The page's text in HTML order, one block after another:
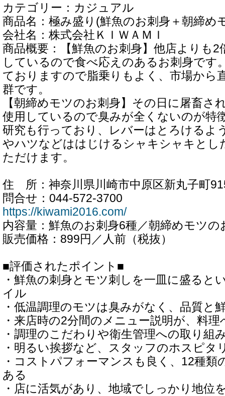
カテゴリー：カジュアル
商品名：極み盛り(鮮魚のお刺身＋朝締め
会社名：株式会社ＫＩＷＡＭＩ
商品概要：【鮮魚のお刺身】他店よりも
しているので食べ応えのあるお刺身です
ておりますので脂乗りもよく、市場から
群です。
【朝締めモツのお刺身】その日に屠畜さ
使用しているので臭みが全くないのが特
研究も行っており、レバーはとろけるよ
やハツなどははじけるシャキシャキとし
ただけます。
住 所：神奈川県川崎市中原区新丸子町
問合せ：044-572-3700
https://kiwami2016.com/
内容量：鮮魚のお刺身6種／朝締めモツの
販売価格：899円／人前（税抜）
■評価されたポイント■
・鮮魚の刺身とモツ刺しを一皿に盛ると
イル
・低温調理のモツは臭みがなく、品質と
・来店時の2分間のメニュー説明が、料
・調理のこだわりや衛生管理への取り組
・明るい挨拶など、スタッフのホスピタ
・コストパフォーマンスも良く、12種類
ある
・店に活気があり、地域でしっかり地位